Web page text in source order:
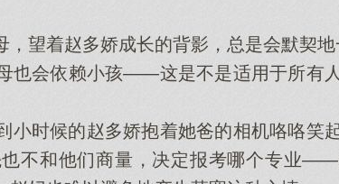
着赵多娇成长的背影，总是会默契地
会依赖小孩——这是不是适用于所有人
时候的赵多娇抱着她爸的相机咯咯笑
不和他们商量，决定报考哪个专业